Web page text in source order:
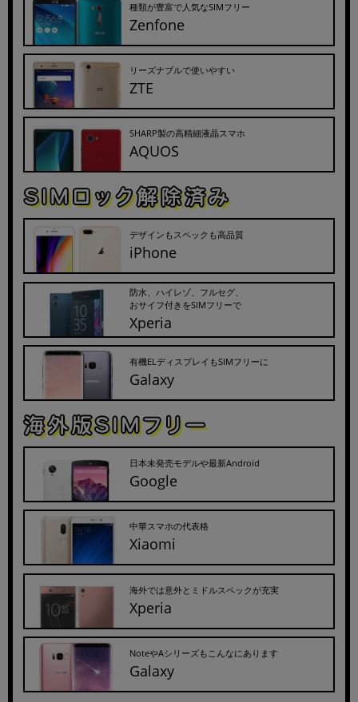
種類が豊富で人気なSIMフリー
Zenfone
リーズナブルで使いやすい
ZTE
SHARP製の高精細液晶スマホ
AQUOS
デザインもスペックも高品質
iPhone
防水、ハイレゾ、フルセグ、
おサイフ付きをSIMフリーで
Xperia
有機ELディスプレイもSIMフリーに
Galaxy
日本未発売モデルや最新Android
Google
中華スマホの代表格
Xiaomi
海外では意外とミドルスペックが充実
Xperia
NoteやAシリーズもこんなにあります
Galaxy